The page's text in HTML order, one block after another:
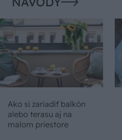
Ako si zariadiť balkón
alebo terasu aj na
malom priestore